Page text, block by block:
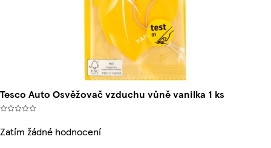
Tesco Auto Osvěžovač vzduchu vůně vanilka 1 ks
Zatím žádné hodnocení